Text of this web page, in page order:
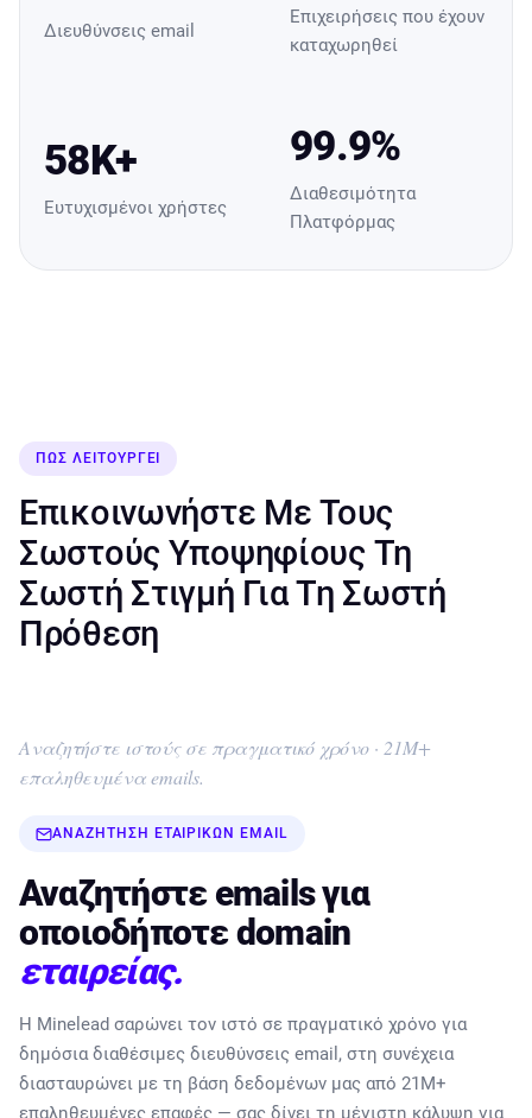
Διευθύνσεις email
Επιχειρήσεις που έχουν
καταχωρηθεί
58K+
Ευτυχισμένοι χρήστες
99.9%
Διαθεσιμότητα
Πλατφόρμας
ΠΏΣ ΛΕΙΤΟΥΡΓΕΊ
Επικοινωνήστε Με Τους
Σωστούς Υποψηφίους Τη
Σωστή Στιγμή Για Τη Σωστή
Πρόθεση
Αναζητήστε ιστούς σε πραγματικό χρόνο · 21M+
επαληθευμένα emails.
ΑΝΑΖΉΤΗΣΗ ΕΤΑΙΡΙΚΏΝ EMAIL
Αναζητήστε emails για
οποιοδήποτε domain
εταιρείας.
Η Minelead σαρώνει τον ιστό σε πραγματικό χρόνο για
δημόσια διαθέσιμες διευθύνσεις email, στη συνέχεια
διασταυρώνει με τη βάση δεδομένων μας από 21M+
επαληθευμένες επαφές — σας δίνει τη μέγιστη κάλυψη για